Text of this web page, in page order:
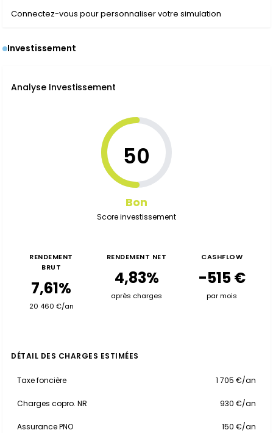
Connectez-vous pour personnaliser votre simulation
Investissement
Analyse Investissement
50
Bon
Score investissement
RENDEMENT
BRUT
7,61%
20 460 €/an
RENDEMENT NET
4,83%
après charges
CASHFLOW
-515 €
par mois
DÉTAIL DES CHARGES ESTIMÉES
Taxe foncière 1 705 €/an
Charges copro. NR 930 €/an
Assurance PNO 150 €/an